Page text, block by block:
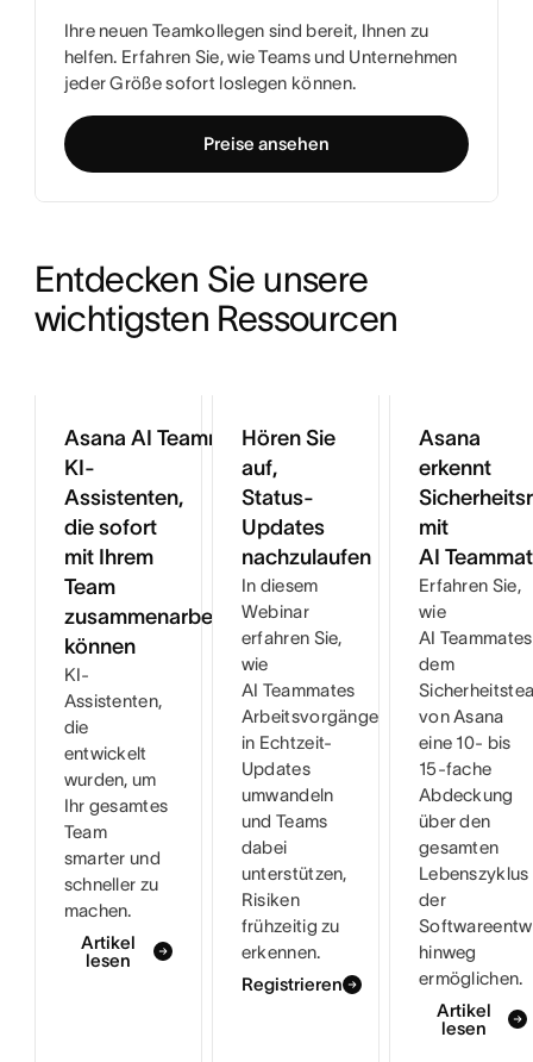
Ihre neuen Teamkollegen sind bereit, Ihnen zu
helfen. Erfahren Sie, wie Teams und Unternehmen
jeder Größe sofort loslegen können.
Preise ansehen
Entdecken Sie unsere
wichtigsten Ressourcen
Asana AI Teammates:
KI-
Assistenten,
die sofort
mit Ihrem
Team
zusammenarbeiten
können
KI-
Assistenten,
die
entwickelt
wurden, um
Ihr gesamtes
Team
smarter und
schneller zu
machen.
Artikel
lesen
Hören Sie
auf,
Status-
Updates
nachzulaufen
In diesem
Webinar
erfahren Sie,
wie
AI Teammates
Arbeitsvorgänge
in Echtzeit-
Updates
umwandeln
und Teams
dabei
unterstützen,
Risiken
frühzeitig zu
erkennen.
Registrieren
Asana
erkennt
mit
AI
Erfahren Sie,
wie
AI Teammates
dem
von Asana
eine 10- bis
15-fache
Abdeckung
über den
gesamten
Lebenszyklus
der
hinweg
ermöglichen.
Artikel
lesen